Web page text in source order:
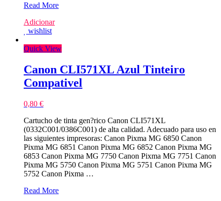
Canon
Preto
Tinteiro
Read More
Adicionar
wishlist
Quick View
Canon CLI571XL Azul Tinteiro
Compativel
0,80 €
Cartucho de tinta gen?rico Canon CLI571XL
(0332C001/0386C001) de alta calidad. Adecuado para uso en
las siguientes impresoras: Canon Pixma MG 6850 Canon
Pixma MG 6851 Canon Pixma MG 6852 Canon Pixma MG
6853 Canon Pixma MG 7750 Canon Pixma MG 7751 Canon
Pixma MG 5750 Canon Pixma MG 5751 Canon Pixma MG
5752 Canon Pixma …
Canon
Read More